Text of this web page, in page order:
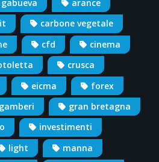
arance
carbone vegetale
cfd
cinema
crusca
eicma
forex
gamberi
gran bretagna
investimenti
light
manna